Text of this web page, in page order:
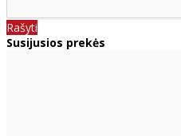
Rašyti
Susijusios prekės